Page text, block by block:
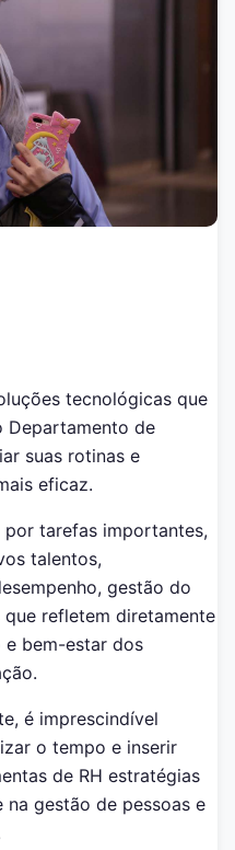
tecnológicas que
Departamento de
suas rotinas e
eficaz.
por tarefas importantes,
talentos,
gestão do
refletem diretamente
bem-estar dos
é imprescindível
o tempo e inserir
de RH estratégias
gestão de pessoas e